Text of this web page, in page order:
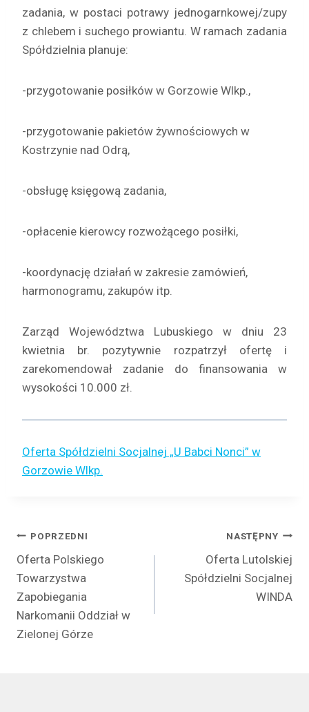
zadania, w postaci potrawy jednogarnkowej/zupy
z chlebem i suchego prowiantu. W ramach zadania
Spółdzielnia planuje:
-przygotowanie posiłków w Gorzowie Wlkp.,
-przygotowanie pakietów żywnościowych w
Kostrzynie nad Odrą,
-obsługę księgową zadania,
-opłacenie kierowcy rozwożącego posiłki,
-koordynację działań w zakresie zamówień,
harmonogramu, zakupów itp.
Zarząd Województwa Lubuskiego w dniu 23
kwietnia br. pozytywnie rozpatrzył ofertę i
zarekomendował zadanie do finansowania w
wysokości 10.000 zł.
Oferta Spółdzielni Socjalnej „U Babci Nonci” w
Gorzowie Wlkp.
Nawigacja
wpisu
POPRZEDNI
Oferta Polskiego
Towarzystwa
Zapobiegania
Narkomanii Oddział w
Zielonej Górze
NASTĘPNY
Oferta Lutolskiej
Spółdzielni Socjalnej
WINDA